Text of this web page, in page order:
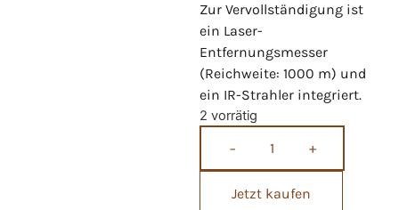
Zur Vervollständigung ist
ein Laser-
Entfernungsmesser
(Reichweite: 1000 m) und
ein IR-Strahler integriert.
2 vorrätig
− +
Jetzt kaufen